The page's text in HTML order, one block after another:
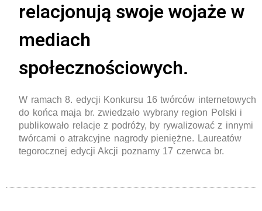
relacjonują swoje wojaże w
mediach
społecznościowych.
W ramach 8. edycji Konkursu 16 twórców internetowych
do końca maja br. zwiedzało wybrany region Polski i
publikowało relacje z podróży, by rywalizować z innymi
twórcami o atrakcyjne nagrody pieniężne. Laureatów
tegorocznej edycji Akcji poznamy 17 czerwca br.